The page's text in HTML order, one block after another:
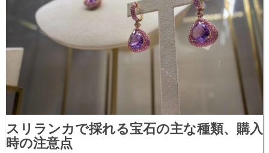
スリランカで採れる宝石の主な種類、購入
時の注意点